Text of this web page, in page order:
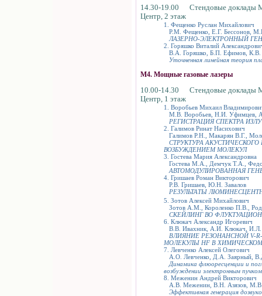
14.30-19.00 Стендовые
Центр, 2 этаж
1. Фещенко Руслан Михайлович
Р.М. Фещенко, Е.Г. Бессонов,
ЛАЗЕРНО-ЭЛЕКТРОННЫЙ
2. Горяшко Виталий
В.А. Горяшко, Б.П. Ефимов, К.В.
Уточненная линейная теория
М4. Мощные газовые лазеры
10.00-14.30 Стендовые доклады
Центр, 1 этаж
1. Воробьев Михаил
М.В. Воробьев, Н.И. Уфимцев,
РЕГИСТРАЦИЯ СПЕКТРА
2. Галимов Ринат Насихович
Галимов Р.Н., Макарян В.Г.,
СТРУКТУРА
ВОЗБУЖДЕНИЕМ МОЛЕКУЛ
3. Гостева Мария Александровна
Гостева М.А., Демчук Т.А.,
АВТОМОДУЛИРОВАННАЯ
4. Гришаев Роман Викторович
Р.В. Гришаев, Ю.Н. Завалов
РЕЗУЛЬТАТЫ
5. Зотов Алексей Михайлович
Зотов А.М., Короленко П.В.,
СКЕЙЛИНГ ВО
6. Клюкач Александр Игоревич
В.В. Ивахник, А.И. Клюкач,
ВЛИЯНИЕ РЕЗОНАНСНОЙ V-
МОЛЕКУЛЫ HF В ХИМИЧЕСКОМ
7. Левченко Алексей Олегович
А.О. Левченко, Д.А. Заярный,
Динамика флюоресценции и
возбуждении электронным
8. Меженин Андрей Викторович
А.В. Меженин, В.Н. Азязов,
Эффективная генерация